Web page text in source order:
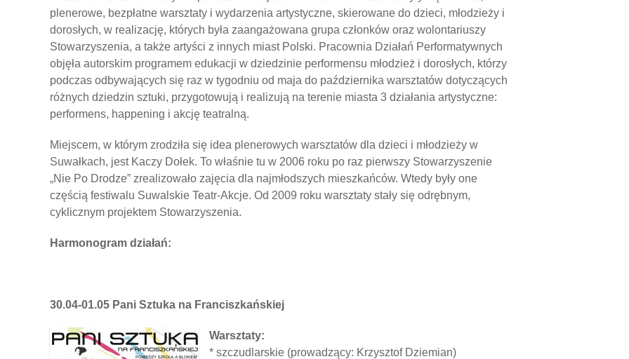
plenerowe, bezpłatne warsztaty i wydarzenia artystyczne, skierowane do dzieci, młodzieży i
dorosłych, w realizację, których była zaangażowana grupa członków oraz wolontariuszy
Stowarzyszenia, a także artyści z innych miast Polski. Pracownia Działań Performatywnych
objęła autorskim programem edukacji w dziedzinie performensu młodzież i dorosłych, którzy
podczas odbywających się raz w tygodniu od maja do października warsztatów dotyczących
różnych dziedzin sztuki, przygotowują i realizują na terenie miasta 3 działania artystyczne:
performens, happening i akcję teatralną.
Miejscem, w którym zrodziła się idea plenerowych warsztatów dla dzieci i młodzieży w
Suwałkach, jest Kaczy Dołek. To właśnie tu w 2006 roku po raz pierwszy Stowarzyszenie
„Nie Po Drodze” zrealizowało zajęcia dla najmłodszych mieszkańców. Wtedy były one
częścią festiwalu Suwalskie Teatr-Akcje. Od 2009 roku warsztaty stały się odrębnym,
cyklicznym projektem Stowarzyszenia.
Harmonogram działań:
30.04-01.05 Pani Sztuka na Franciszkańskiej
Warsztaty:
* szczudlarskie (prowadzący: Krzysztof Dziemian)